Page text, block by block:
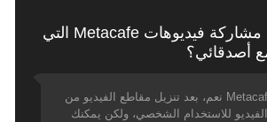
هل يمكنني مشاركة فيديوهات Metacafe التي
أصدقائي؟
نعم، بعد تنزيل مقاطع الفيديو من Metacafe، لا يمكنك فقط
للاستخدام الشخصي، ولكن يمكنك